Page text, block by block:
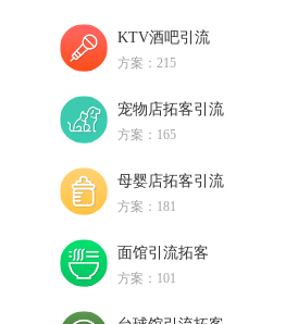
KTV酒吧引流
方案：215
宠物店拓客引流
方案：165
母婴店拓客引流
方案：181
面馆引流拓客
方案：101